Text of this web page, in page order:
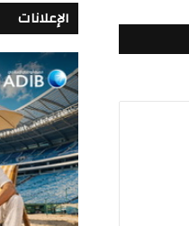
الإعلانات